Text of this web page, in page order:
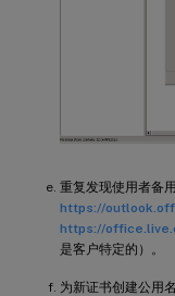
重复发现使用者备
https://
https://
是客户特定的）。
为新证书创建公用